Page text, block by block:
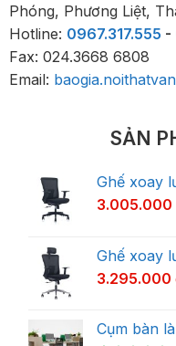
Phóng, Phương Liệt,
Hotline: 0967.317.555 -
Fax: 024.3668 6808
Email:
SẢN
Ghế xoay
3.005.000
Ghế xoay
3.295.000
Cụm bàn